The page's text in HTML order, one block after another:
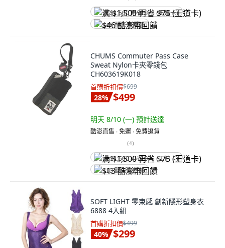
满 $1,500 再省 $75 (王道卡)
$46 酷澎幣回饋
CHUMS Commuter Pass Case
Sweat Nylon卡夾零錢包
CH603619K018
首購折扣價$699
28% $499
明天 8/10 (一) 預計送達
酷澎直售 ∙ 免運 ∙ 免費退貨
(4)
满 $1,500 再省 $75 (王道卡)
$13 酷澎幣回饋
SOFT LIGHT 零束感 創新隱形塑身衣
6888 4入組
首購折扣價$499
40% $299